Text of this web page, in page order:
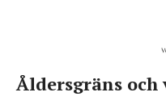
Åldersgräns och